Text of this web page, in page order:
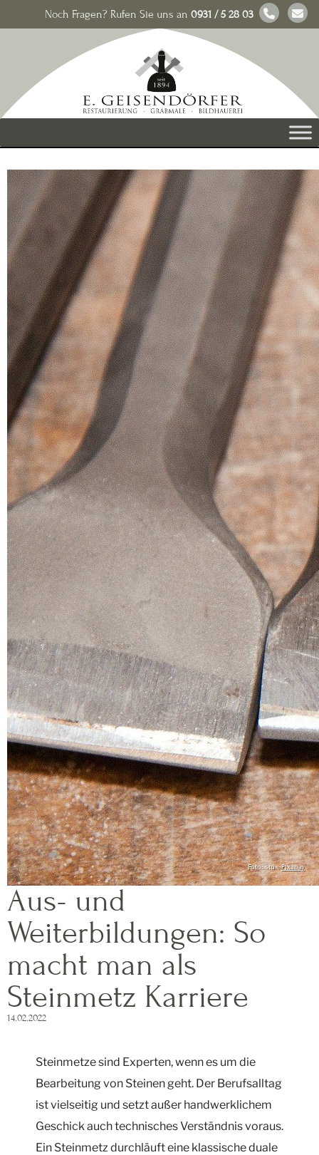
Noch Fragen? Rufen Sie uns an 0931 / 5 28 03
Foto: stux,Pixabay
Aus- und
Weiterbildungen: So
macht man als
Steinmetz Karriere
14.02.2022
Steinmetze sind Experten, wenn es um die
Bearbeitung von Steinen geht. Der Berufsalltag
ist vielseitig und setzt außer handwerklichem
Geschick auch technisches Verständnis voraus.
Ein Steinmetz durchläuft eine klassische duale